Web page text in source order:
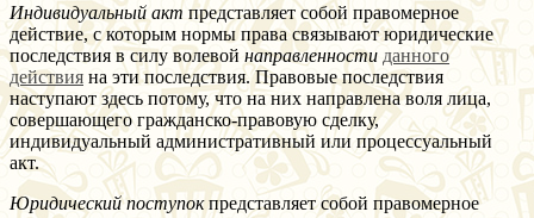
Индивидуальный акт представляет собой правомерное
действие, с которым нормы права связывают юридические
последствия в силу волевой направленности данного
действия на эти последствия. Правовые последствия
наступают здесь потому, что на них направлена воля лица,
совершающего гражданско-правовую сделку,
индивидуальный административный или процессуальный
акт.
Юридический поступокпредставляет собой правомерное